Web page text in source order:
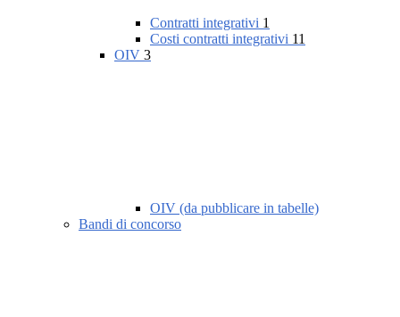
Contratti integrativi 1
Costi contratti integrativi 11
OIV 3
OIV (da pubblicare in tabelle)
Bandi di concorso